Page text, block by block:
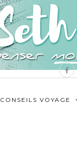
CONSEILS VOYAGE